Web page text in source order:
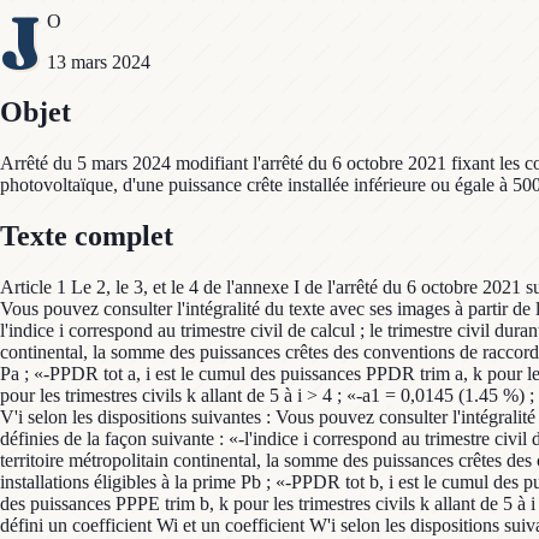
J O
13 mars 2024
Objet
Arrêté du 5 mars 2024 modifiant l'arrêté du 6 octobre 2021 fixant les
photovoltaïque, d'une puissance crête installée inférieure ou égale à
Texte complet
Article 1 Le 2, le 3, et le 4 de l'annexe I de l'arrêté du 6 octobre 2021
Vous pouvez consulter l'intégralité du texte avec ses images à partir
l'indice i correspond au trimestre civil de calcul ; le trimestre civil
continental, la somme des puissances crêtes des conventions de
Pa ; «-PPDR tot a, i est le cumul des puissances PPDR trim a, k
pour les trimestres civils k allant de 5 à i > 4 ; «-a1 = 0,0145 (1.45
V'i selon les dispositions suivantes : Vous pouvez consulter
définies de la façon suivante : «-l'indice i correspond au trimestre
territoire métropolitain continental, la somme des puissances crêtes
installations éligibles à la prime Pb ; «-PPDR tot b, i est le cumul des
des puissances PPPE trim b, k pour les trimestres civils k allant de
défini un coefficient Wi et un coefficient W'i selon les dispositions